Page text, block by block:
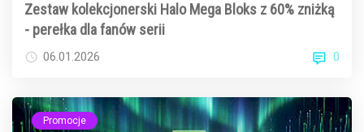
Zestaw kolekcjonerski Halo Mega Bloks z 60% zniżką
- perełka dla fanów serii
06.01.2026 0
Promocje